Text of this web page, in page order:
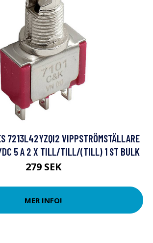
7213L42YZQI2 VIPPSTRÖMSTÄLLARE
5 A 2 X TILL/TILL/(TILL) 1 ST BULK
279 SEK
MER INFO!